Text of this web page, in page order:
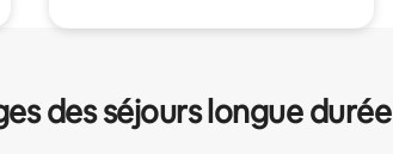
des séjours longue durée